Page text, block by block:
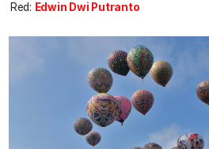
Red: Edwin Dwi Putranto